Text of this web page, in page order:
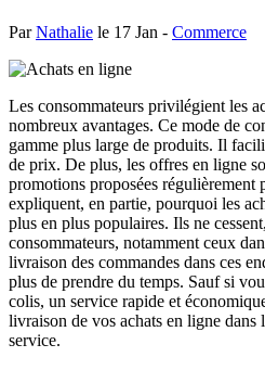
ParNathalie le 17 Jan - Commerce
Les consommateurs privilégient les
nombreux avantages. Ce mode de
gamme plus large de produits. Il
de prix. De plus, les offres en ligne
promotions proposées régulièrement
expliquent, en partie, pourquoi les
plus en plus populaires. Ils ne
consommateurs, notamment ceux
livraison des commandes dans ces
plus de prendre du temps. Sauf si
colis, un service rapide et
livraison de vos achats en ligne
service.